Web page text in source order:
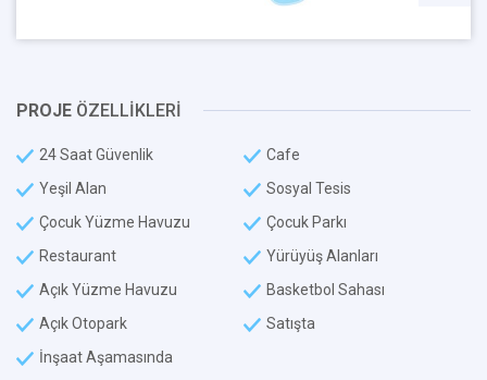
PROJE ÖZELLİKLERİ
24 Saat Güvenlik
Cafe
Yeşil Alan
Sosyal Tesis
Çocuk Yüzme Havuzu
Çocuk Parkı
Restaurant
Yürüyüş Alanları
Açık Yüzme Havuzu
Basketbol Sahası
Açık Otopark
Satışta
İnşaat Aşamasında